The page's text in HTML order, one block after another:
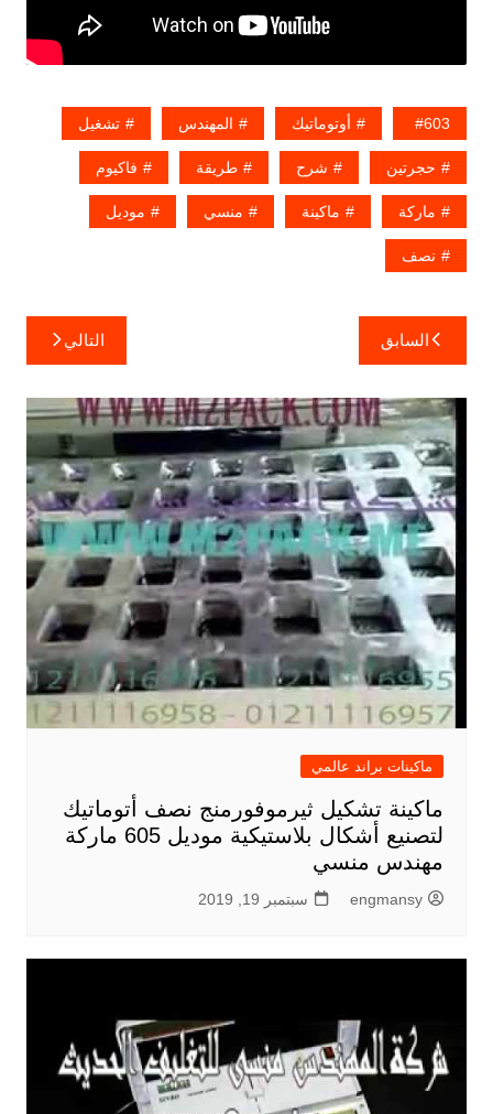
603 أوتوماتيك المهندس تشغيل
حجرتين شرح طريقة فاكيوم
ماركة ماكينة منسي موديل
نصف
تصفّح
المقالات
السابق التالي
ماكينات براند عالمي
ماكينة تشكيل ثيرموفورمنج نصف أتوماتيك
لتصنيع أشكال بلاستيكية موديل 605 ماركة
مهندس منسي
engmansy سبتمبر 19, 2019